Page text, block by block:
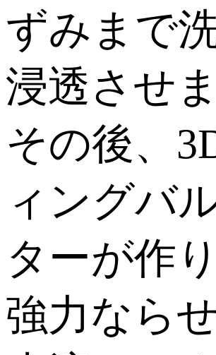
ずみまで
浸透させま
その後、
ィングバ
ターが作
強力なら